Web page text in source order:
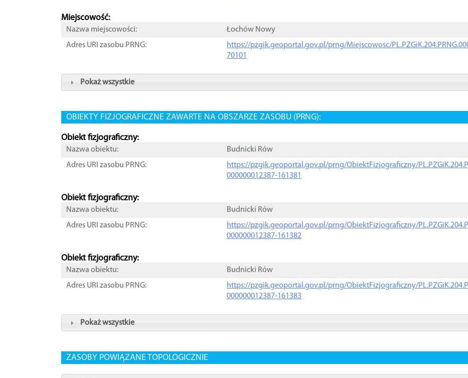
Miejscowość:
Nazwa miejscowości:
Łochów Nowy
Adres URI zasobu PRNG:
https://pzgik.geoportal.gov.pl/prng/Miejscowosc/
70101
Pokaż wszystkie
OBIEKTY FIZJOGRAFICZNE ZAWARTE NA OBSZARZE ZASOBU (PRNG):
Obiekt fizjograficzny:
Nazwa obiektu:
Budnicki Rów
Adres URI zasobu PRNG:
https://pzgik.geoportal.gov.pl/prng/ObiektFizjograficzny/
000000012387-161381
Obiekt fizjograficzny:
Nazwa obiektu:
Budnicki Rów
Adres URI zasobu PRNG:
https://pzgik.geoportal.gov.pl/prng/ObiektFizjograficzny/
000000012387-161382
Obiekt fizjograficzny:
Nazwa obiektu:
Budnicki Rów
Adres URI zasobu PRNG:
https://pzgik.geoportal.gov.pl/prng/ObiektFizjograficzny/
000000012387-161383
Pokaż wszystkie
ZASOBY POWIĄZANE TOPOLOGICZNIE